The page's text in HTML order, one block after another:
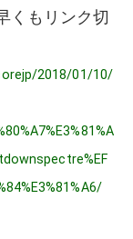
くもリンク切
2018/01/10/